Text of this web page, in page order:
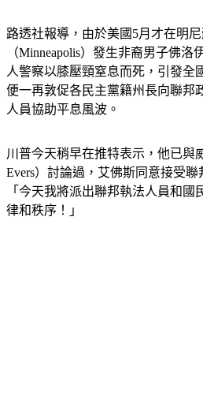
路透社報導，由於美國5月才在明
（Minneapolis）發生非裔男子佛洛
人警察以膝壓頸窒息而死，引發全
便一再敦促各民主黨籍州長向聯邦
川普今天稍早在推特表示，他已與
Evers）討論過，艾佛斯同意接受
「今天我將派出聯邦執法人員和國